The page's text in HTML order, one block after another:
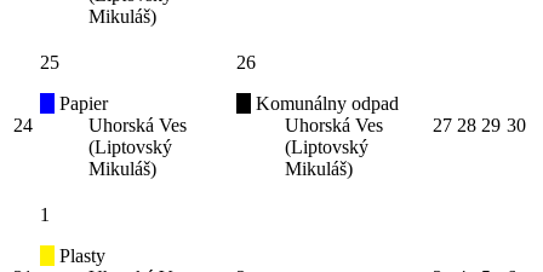
Mikuláš)
24
25
Papier
Uhorská Ves
(Liptovský
Mikuláš)
26
Komunálny odpad
Uhorská Ves
(Liptovský
Mikuláš)
27 28 29 30
1
Plasty